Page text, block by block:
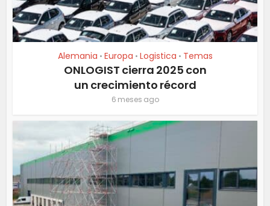
Alemania • Europa • Logistica • Temas
ONLOGIST cierra 2025 con
un crecimiento récord
6 meses ago